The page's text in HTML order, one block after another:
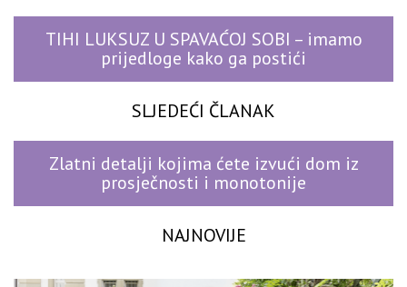
TIHI LUKSUZ U SPAVAĆOJ SOBI – imamo
prijedloge kako ga postići
SLJEDEĆI ČLANAK
Zlatni detalji kojima ćete izvući dom iz
prosječnosti i monotonije
NAJNOVIJE